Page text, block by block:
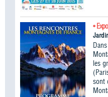
•
les
sont